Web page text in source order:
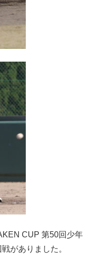
CUP 第50回少年
がありました。